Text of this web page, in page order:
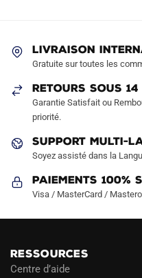
choisies
la
page
produit
LIVRAISON
Gratuite sur toutes les
RETOURS SOUS
Garantie Satisfait ou
priorité.
SUPPORT MULTI-
Soyez assisté dans la
Paiements 100%
Visa / MasterCard /
RESSOURCES
Centre d’aide